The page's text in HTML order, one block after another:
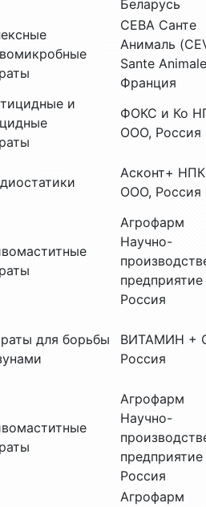
Беларусь
СЕВА Санте
Анималь
Sante
Франция
и
ФОКС и Ко
ООО, Россия
Асконт+ НПК
ООО, Россия
Агрофарм
Научно-
Россия
для борьбы
ВИТАМИН +
Россия
Агрофарм
Научно-
Россия
Агрофарм